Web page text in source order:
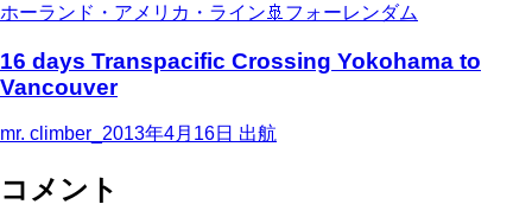
ホーランド・アメリカ・ライン 🚢 フォーレンダム
16 days Transpacific Crossing Yokohama to
Vancouver
mr. climber_ 2013年4月16日 出航
コメント